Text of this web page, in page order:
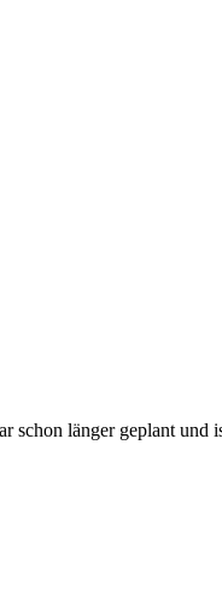
schon länger geplant